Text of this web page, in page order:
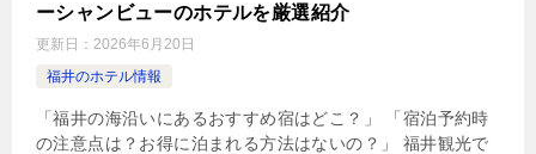
ーシャンビューのホテルを厳選紹介
更新日： 2026年6月20日
福井のホテル情報
「福井の海沿いにあるおすすめ宿はどこ？」 「宿泊予約時
の注意点は？お得に泊まれる方法はないの？」 福井観光で